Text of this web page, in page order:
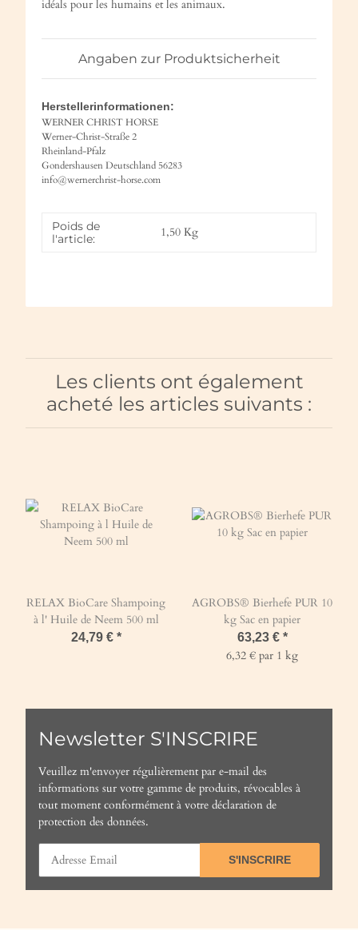
idéals pour les humains et les animaux.
Angaben zur Produktsicherheit
Herstellerinformationen:
WERNER CHRIST HORSE
Werner-Christ-Straße 2
Rheinland-Pfalz
Gondershausen Deutschland 56283
info@wernerchrist-horse.com
Poids de
l'article:
1,50 Kg
Les clients ont également
acheté les articles suivants :
RELAX BioCare Shampoing
à l' Huile de Neem 500 ml
24,79 € *
AGROBS® Bierhefe PUR 10
kg Sac en papier
63,23 € *
6,32 € par 1 kg
Newsletter S'INSCRIRE
Veuillez m'envoyer régulièrement par e-mail des
informations sur votre gamme de produits, révocables à
tout moment conformément à votre déclaration de
protection des données.
S'INSCRIRE